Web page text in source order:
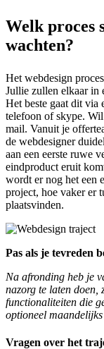
Welk proces
wachten?
Het webdesign
Jullie zullen elkaar in
Het beste gaat dit via
telefoon of skype.
mail. Vanuit je
de webdesigner
aan een eerste ruwe
eindproduct eruit
wordt er nog het een
project, hoe vaker er
plaatsvinden.
Pas als je tevreden
Na afronding heb je
nazorg te laten doen,
functionaliteiten die
optioneel
Vragen over het